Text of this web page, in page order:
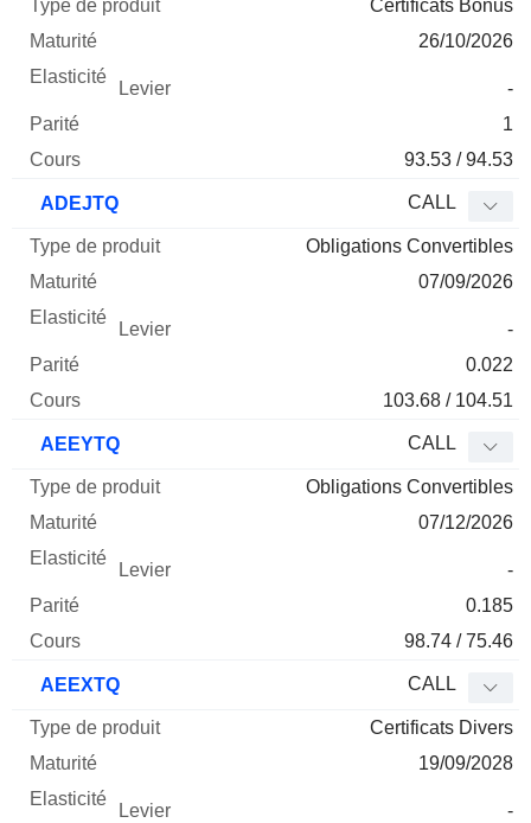
Certificats Bonus
26/10/2026
-
1
93.53 / 94.53
ADEJTQ CALL
Obligations Convertibles
07/09/2026
-
0.022
103.68 / 104.51
AEEYTQ CALL
Obligations Convertibles
07/12/2026
-
0.185
98.74 / 75.46
AEEXTQ CALL
Certificats Divers
19/09/2028
-